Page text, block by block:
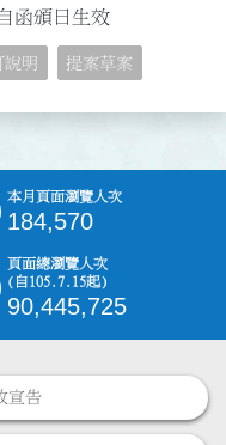
函頒日生效
說明 提案草案
本月頁面瀏覽人次
184,570
頁面總瀏覽人次
(自105.7.15起)
90,445,725
宣告